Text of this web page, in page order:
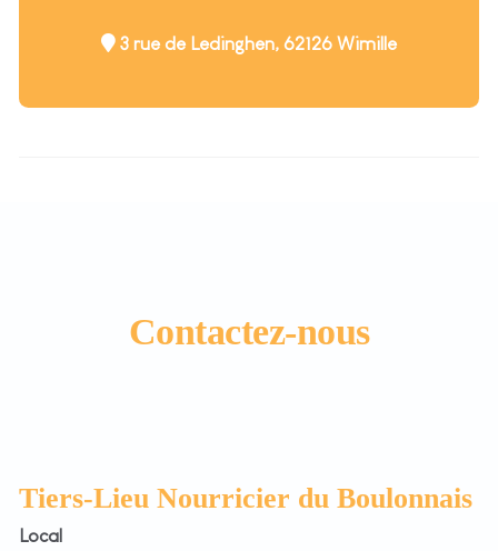
3 rue de Ledinghen, 62126 Wimille
Contactez-nous
Tiers-Lieu Nourricier du Boulonnais
Local